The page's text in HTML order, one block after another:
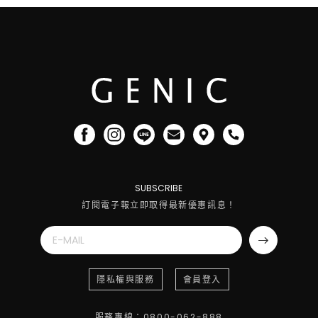
SUBSCRIBE
訂閱電子報立即取得最新優惠訊息！
隱私權與服務 會員登入